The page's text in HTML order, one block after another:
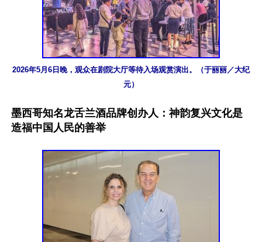
2026年5月6日晚，观众在剧院大厅等待入场观赏演出。（于丽丽／大纪
元）
墨西哥知名龙舌兰酒品牌创办人：神韵复兴文化是
造福中国人民的善举